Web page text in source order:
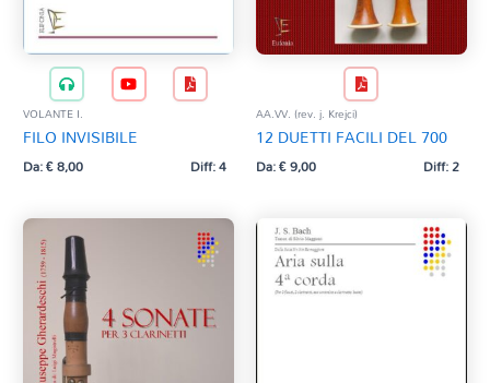
VOLANTE I.
FILO INVISIBILE
Da:€8,00 Diff: 4
AA.VV. (rev. j. Krejci)
12 DUETTI FACILI DEL 700
Da:€9,00 Diff: 2